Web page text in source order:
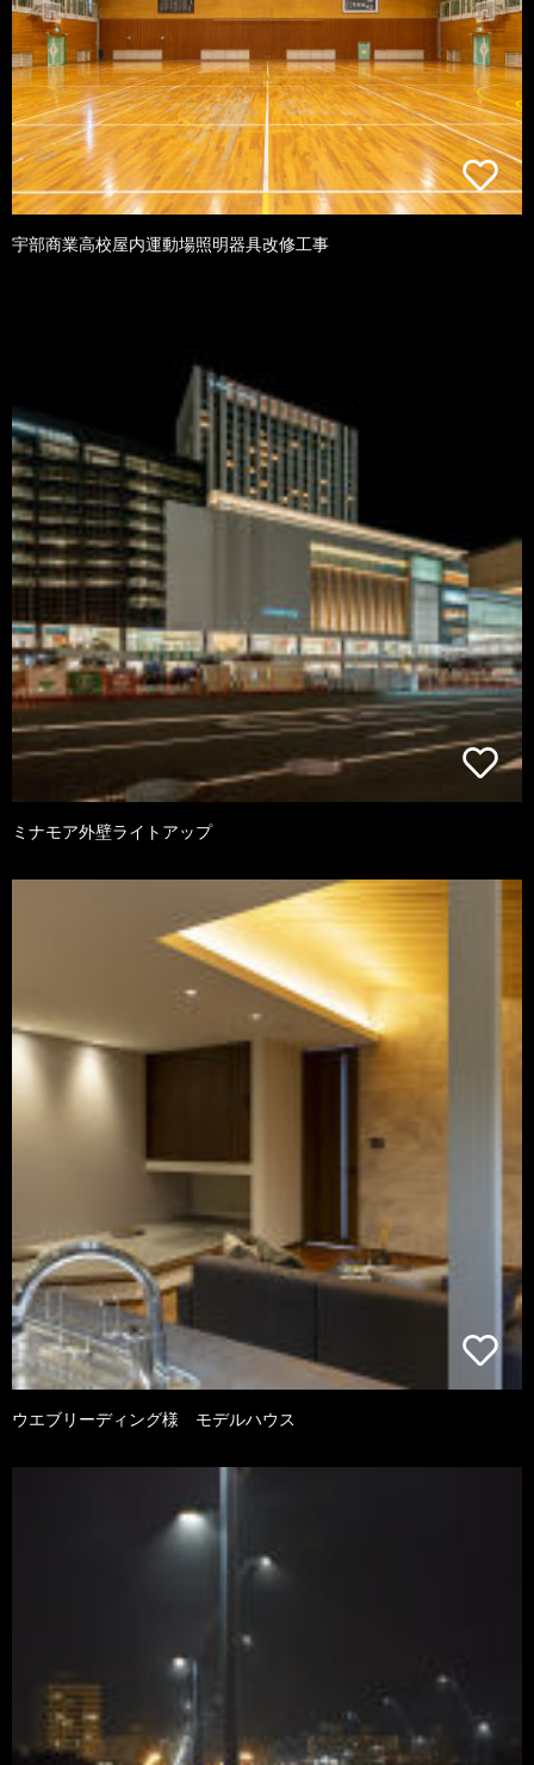
宇部商業高校屋内運動場照明器具改修工事
ミナモア外壁ライトアップ
ウエブリーディング様 モデルハウス